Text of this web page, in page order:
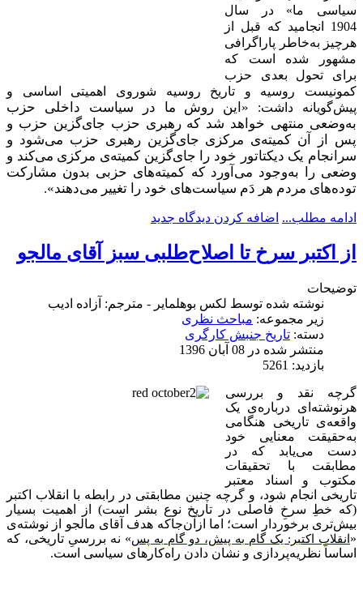
سیاسی ما» در سال
1904 انجامید که قبل از
هرچیز به‌خاطر پاراگرافی
مشهور شده است که
برای تحول بعدی حزب
کمونیست روسیه و تاریخ روسیه شوروی اهمیتی اساسی و
پیش‌گویانه داشت: «این روش ما در سیاست داخلی حزب
به‌وضعی منتهی خواهد شد که رهبری حزب جای‌گزین حزب و
پس از آن کمیته‌ی مرکزی جای‌گزین رهبری حزب می‌شود و
سرانجام یک دیکتاتور خود را جای‌گزین کمیته‌ی مرکزی می‌کند و
وضعی را به‌وجود می‌آورد که کمیته‌های حزبی بدون مشارکت
توده‌های مردم هر دَم سیاست‌های خود را تغییر می‌دهند».
ادامه مطلب... اضافه کردن دیدگاه جدید
از اکتبر سرخ تا اصلاح‌طلبی سبز آقای مالجو
توضیحات
نوشته شده توسط لکس بوهلمایر - مترجم: آزاده ادیب
زیر مجموعه: مباحث نظری
دسته: تاریخ جنبش کارگری
منتشر شده در 08 آبان 1396
بازدید: 5261
گرچه نقد و بررسی
هرنوشته‌ای درباره‌ی یک
واقعه‌ی تاریخی هنگامی
به‌حقیقت معنایی خود
دست می‌یابد که در
مطابقت با تحقیقات
مکتوب و اسناد معتبر
تاریخی انجام شود، و گرچه چنین مطابقتی در رابطه با انقلاب اکتبر
(که خطِ سرخِ فاصلی در تاریخ نوع بشر است) از اهمیت بسیار
بیش‌تری برخوردار است؛ اما ازآن‌جاکه هدف آقای مالجو از نوشته‌ی
« انقلاب اکتبر: یک گام به پیش، دو گام به پس» نه بررسیِ تاریخی، که
اساساً نظریه‌پردازی و نشان دادن راه‌کارهای سیاسی است.